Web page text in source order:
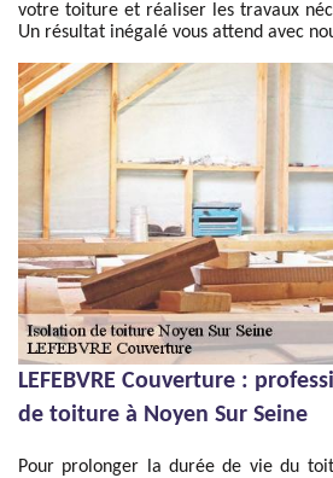
votre toiture et réaliser les travaux
Un résultat inégalé vous attend avec
LEFEBVRE Couverture :
de toiture à Noyen Sur Seine
Pour prolonger la durée de vie du